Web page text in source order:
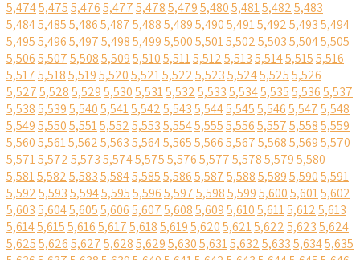
5,4745,4755,4765,4775,4785,4795,4805,4815,4825,483
5,4845,4855,4865,4875,4885,4895,4905,4915,4925,4935,494
5,4955,4965,4975,4985,4995,5005,5015,5025,5035,5045,505
5,5065,5075,5085,5095,5105,5115,5125,5135,5145,5155,516
5,5175,5185,5195,5205,5215,5225,5235,5245,5255,526
5,5275,5285,5295,5305,5315,5325,5335,5345,5355,5365,537
5,5385,5395,5405,5415,5425,5435,5445,5455,5465,5475,548
5,5495,5505,5515,5525,5535,5545,5555,5565,5575,5585,559
5,5605,5615,5625,5635,5645,5655,5665,5675,5685,5695,570
5,5715,5725,5735,5745,5755,5765,5775,5785,5795,580
5,5815,5825,5835,5845,5855,5865,5875,5885,5895,5905,591
5,5925,5935,5945,5955,5965,5975,5985,5995,6005,6015,602
5,6035,6045,6055,6065,6075,6085,6095,6105,6115,6125,613
5,6145,6155,6165,6175,6185,6195,6205,6215,6225,6235,624
5,6255,6265,6275,6285,6295,6305,6315,6325,6335,6345,635